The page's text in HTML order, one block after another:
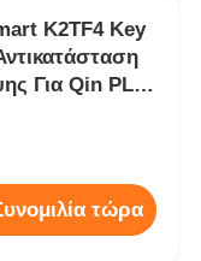
K2TF4 Key
Για Qin PLUS
τώρα